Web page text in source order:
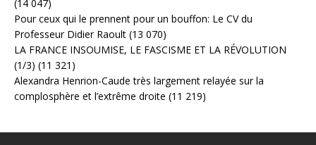
(14 047)
Pour ceux qui le prennent pour un bouffon: Le CV du
Professeur Didier Raoult (13 070)
LA FRANCE INSOUMISE, LE FASCISME ET LA RÉVOLUTION
(1/3) (11 321)
Alexandra Henrion-Caude très largement relayée sur la
complosphère et l’extrême droite (11 219)